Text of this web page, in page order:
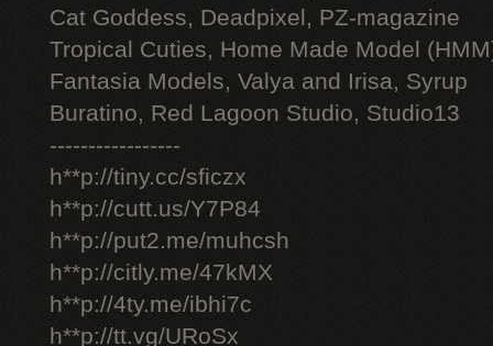
Cat Goddess, Deadpixel, PZ-magazine
Tropical Cuties, Home Made Model
Fantasia Models, Valya and Irisa, Syrup
Buratino, Red Lagoon Studio, Studio13
-----------------
h**p://tiny.cc/sficzx
h**p://cutt.us/Y7P84
h**p://put2.me/muhcsh
h**p://citly.me/47kMX
h**p://4ty.me/ibhi7c
h**p://tt.vg/URoSx